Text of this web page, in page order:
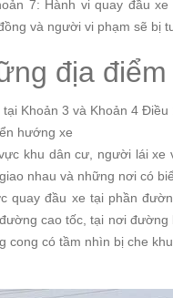
7: Hành vi quay đầu
và người vi phạm sẽ bị
địa
Khoản 3 và Khoản 4
hướng xe
khu dân cư, người lái xe
nhau và những nơi có
quay đầu xe tại phần
cao tốc, tại nơi
cong có tầm nhìn bị che